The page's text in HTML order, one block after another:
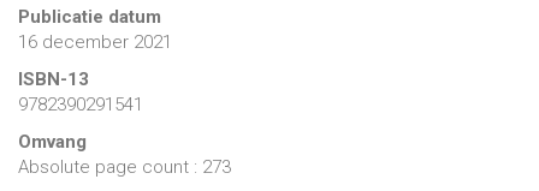
Publicatie datum
16 december 2021
ISBN-13
9782390291541
Omvang
Absolute page count : 273